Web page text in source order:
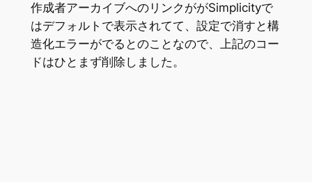
作成者アーカイブへのリンクががSimplicityで
はデフォルトで表示されてて、設定で消すと構
造化エラーがでるとのことなので、上記のコー
ドはひとまず削除しました。